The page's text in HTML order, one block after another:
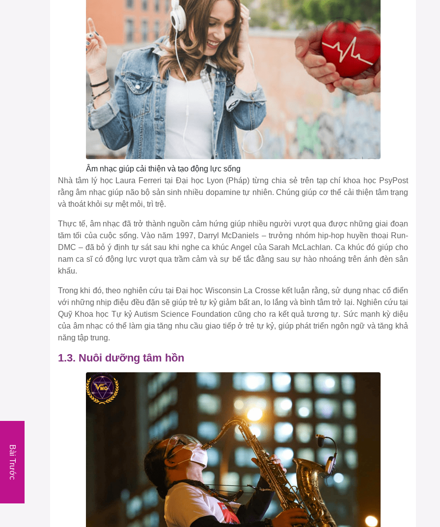
Âm nhạc giúp cải thiện và tạo động lực sống
Nhà tâm lý học Laura Ferreri tại Đại học Lyon (Pháp) từng chia sẻ trên tạp chí khoa học PsyPost
rằng âm nhạc giúp não bộ sản sinh nhiều dopamine tự nhiên. Chúng giúp cơ thể cải thiện tâm trạng
và thoát khỏi sự mệt mỏi, trì trệ.
Thực tế, âm nhạc đã trở thành nguồn cảm hứng giúp nhiều người vượt qua được những giai đoạn
tăm tối của cuộc sống. Vào năm 1997, Darryl McDaniels – trưởng nhóm hip-hop huyền thoại Run-
DMC – đã bỏ ý định tự sát sau khi nghe ca khúc Angel của Sarah McLachlan. Ca khúc đó giúp cho
nam ca sĩ có động lực vượt qua trầm cảm và sự bế tắc đằng sau sự hào nhoáng trên ánh đèn sân
khấu.
Trong khi đó, theo nghiên cứu tại Đại học Wisconsin La Crosse kết luận rằng, sử dụng nhạc cổ điển
với những nhịp điệu đều đặn sẽ giúp trẻ tự kỷ giảm bất an, lo lắng và bình tâm trở lại. Nghiên cứu tại
Quỹ Khoa học Tự kỷ Autism Science Foundation cũng cho ra kết quả tương tự. Sức mạnh kỳ diệu
của âm nhạc có thể làm gia tăng nhu cầu giao tiếp ở trẻ tự kỷ, giúp phát triển ngôn ngữ và tăng khả
năng tập trung.
1.3. Nuôi dưỡng tâm hồn
Bài Trước